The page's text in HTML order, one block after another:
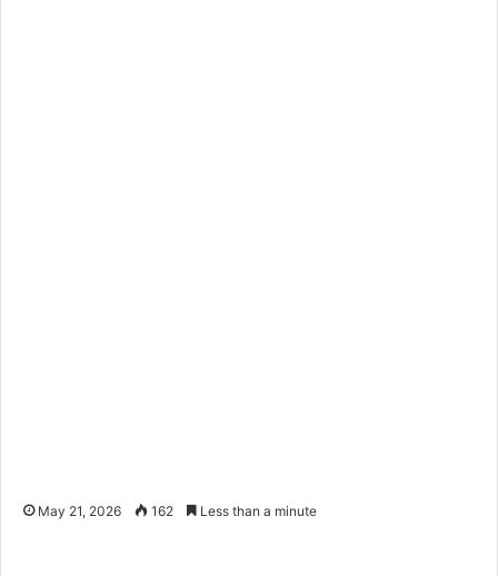
May 21, 2026 162 Less than a minute